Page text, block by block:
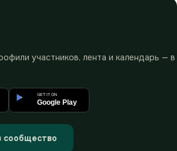
участников, лента и календарь — в
GET IT ON
Google Play
сообщество